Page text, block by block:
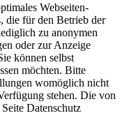
Webseiten-
die für den Betrieb der
zu anonymen
oder zur Anzeige
können selbst
möchten. Bitte
womöglich nicht
stehen. Die von
Datenschutz